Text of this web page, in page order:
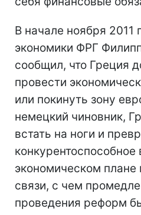
В начале ноября 2011
экономики ФРГ
сообщил, что Греция
провести
или покинуть зону
немецкий чиновник,
встать на ноги и
конкурентоспособное
экономическом плане
связи, с чем
проведения реформ